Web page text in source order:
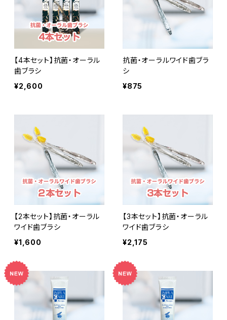
【4本セット】抗菌・オーラル
歯ブラシ
¥2,600
抗菌・オーラルワイド歯ブラ
シ
¥875
【2本セット】抗菌・オーラル
ワイド歯ブラシ
¥1,600
【3本セット】抗菌・オーラル
ワイド歯ブラシ
¥2,175